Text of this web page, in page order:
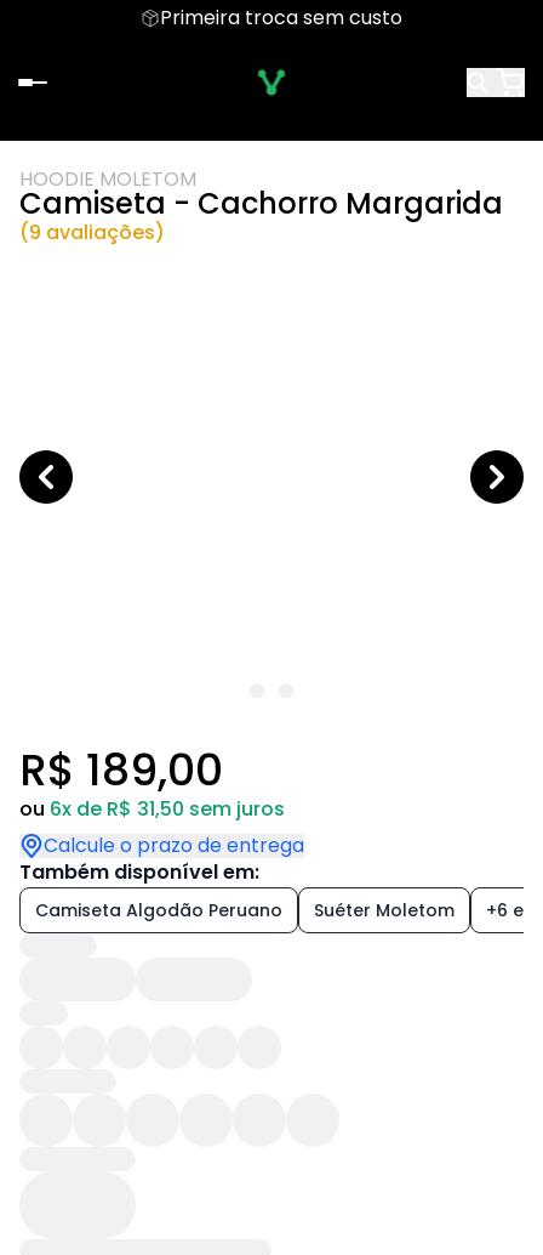
Primeira troca sem custo
HOODIE MOLETOM
Camiseta - Cachorro Margarida
(9 avaliações)
R$ 189,00
ou 6x de R$ 31,50 sem juros
Calcule o prazo de entrega
Também disponível em:
Camiseta Algodão Peruano Suéter Moletom +6